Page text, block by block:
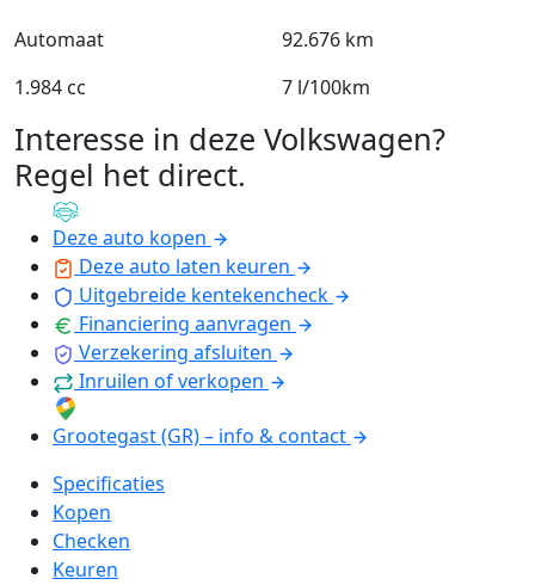
Automaat
92.676 km
1.984 cc
7 l/100km
Interesse in deze Volkswagen?
Regel het direct.
Deze auto kopen
Deze auto laten keuren
Uitgebreide kentekencheck
Financiering aanvragen
Verzekering afsluiten
Inruilen of verkopen
Grootegast (GR) – info & contact
Specificaties
Kopen
Checken
Keuren